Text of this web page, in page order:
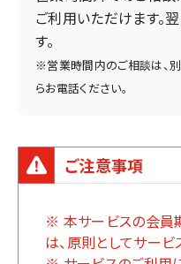
ご利用いただけます。
す。
※営業時間内のご相談は、
らお電話ください。
ご注意事項
※ 本サービスの会員
は、原則としてサービ